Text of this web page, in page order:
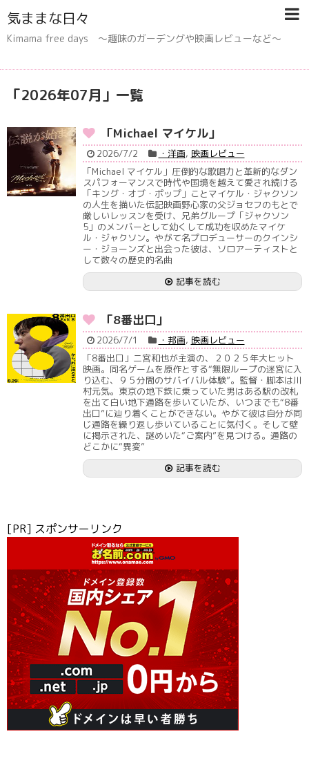
気ままな日々
Kimama free days 〜趣味のガーデングや映画レビューなど〜
「2026年07月 」 一覧
「Michael マイケル」
2026/7/2 ・洋画, 映画レビュー
「Michael マイケル」圧倒的な歌唱力と革新的なダン
スパフォーマンスで時代や国境を越えて愛され続ける
「キング・オブ・ポップ」ことマイケル・ジャクソン
の人生を描いた伝記映画野心家の父ジョセフのもとで
厳しいレッスンを受け、兄弟グループ「ジャクソン
5」のメンバーとして幼くして成功を収めたマイケ
ル・ジャクソン。やがて名プロデューサーのクインシ
ー・ジョーンズと出会った彼は、ソロアーティストと
して数々の歴史的名曲
記事を読む
「8番出口」
2026/7/1 ・邦画, 映画レビュー
「8番出口」二宮和也が主演の、２０２５年大ヒット
映画。同名ゲームを原作とする“無限ループの迷宮に入
り込む、９５分間のサバイバル体験”。監督・脚本は川
村元気。東京の地下鉄に乗っていた男はある駅の改札
を出て白い地下通路を歩いていたが、いつまでも“8番
出口”に辿り着くことができない。やがて彼は自分が同
じ通路を繰り返し歩いていることに気付く。そして壁
に掲示された、謎めいた“ご案内”を見つける。通路の
どこかに“異変”
記事を読む
[PR] スポンサーリンク